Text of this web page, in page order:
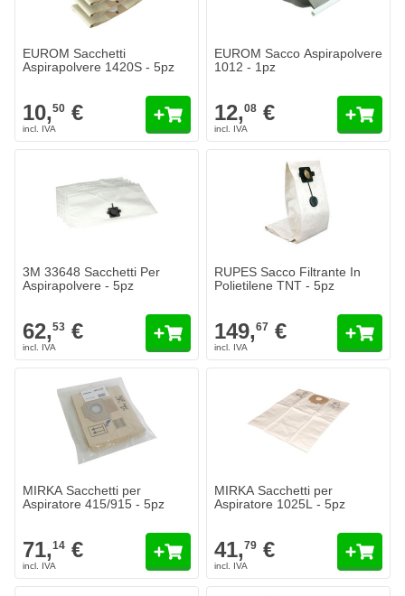
EUROM Sacchetti
Aspirapolvere 1420S - 5pz
10,50 €
EUROM Sacco Aspirapolvere
1012 - 1pz
12,08 €
3M 33648 Sacchetti Per
Aspirapolvere - 5pz
62,53 €
RUPES Sacco Filtrante In
Polietilene TNT - 5pz
149,67 €
MIRKA Sacchetti per
Aspiratore 415/915 - 5pz
71,14 €
MIRKA Sacchetti per
Aspiratore 1025L - 5pz
41,79 €